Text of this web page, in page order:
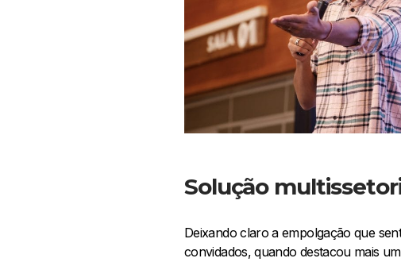
Solução
Deixando claro a empolgação que
convidados, quando destacou mais